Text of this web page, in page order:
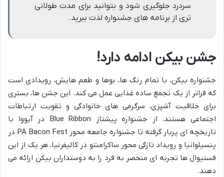
سردرد جلوگیری شود و بتوانید برای مدت طولانی
تری از برنامه های جشنواره لذت ببرید.
جشن بیکن ادامه دارد!
جشنواره بیکن، با تمام رنگ ها، بوها و طعم هایش، رویدادی است
که فراتر از یک تجمع ساده غذایی عمل می کند. این جشن ها، بستری
برای خلاقیت آشپزی، سرگرمی های خانوادگی و تقویت ارتباطات
اجتماعی هستند. از جشنواره پیشتاز Blue Ribbon در آیووا با
تاریخچه ای پربار گرفته تا جشنواره جامعه محور PA Bacon Fest در
پنسیلوانیا و رویداد تازگی محور ساکرامنتو در کالیفرنیا، هر یک از این
فستیوال ها تجربه ای منحصر به فرد را به دوستداران بیکن ارائه می
دهند.